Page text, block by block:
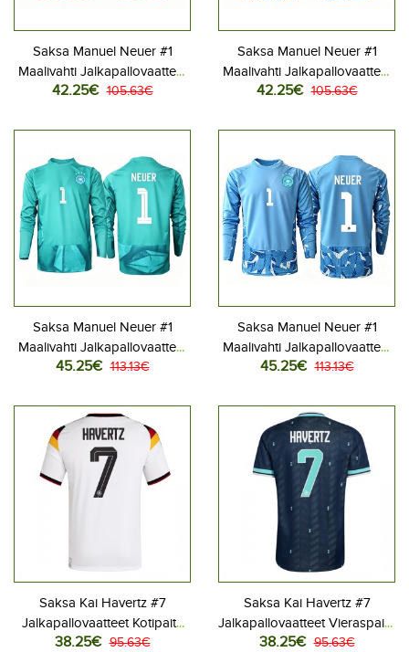
Saksa Manuel Neuer #1
Maalivahti Jalkapallovaatteet
Kotipaita MM-kisat 2026
42.25€ 105.63€
Saksa Manuel Neuer #1
Maalivahti Jalkapallovaatteet
Vieraspaita MM-kisat 2026
42.25€ 105.63€
Saksa Manuel Neuer #1
Maalivahti Jalkapallovaatteet
Kotipaita MM-kisat 2026
45.25€ 113.13€
Saksa Manuel Neuer #1
Maalivahti Jalkapallovaatteet
Vieraspaita MM-kisat 2026
45.25€ 113.13€
Saksa Kai Havertz #7
Jalkapallovaatteet Kotipaita
MM-kisat 2026 Lyhythihainen
38.25€ 95.63€
Saksa Kai Havertz #7
Jalkapallovaatteet Vieraspaita
MM-kisat 2026 Lyhythihainen
38.25€ 95.63€